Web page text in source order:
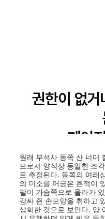
원래 부석사 동쪽 산 너머
으로서 양식상 동일한 조
로 추정된다. 동쪽의 여래
의 미소를 머금은 흔적이
팔이 가슴쪽으로 올라가
감싸 쥔 손모양을 취하고
상화한 것으로 보인다. 양